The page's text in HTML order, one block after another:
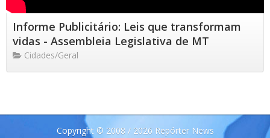
Informe Publicitário: Leis que transformam
vidas - Assembleia Legislativa de MT
Cidades/Geral
Copyright © 2008 / 2026 Repórter News